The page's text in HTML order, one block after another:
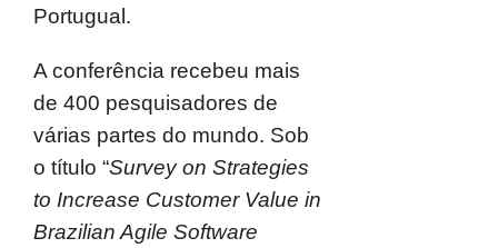
Portugual.
A conferência recebeu mais
de 400 pesquisadores de
várias partes do mundo. Sob
o título “Survey on Strategies
to Increase Customer Value in
Brazilian Agile Software